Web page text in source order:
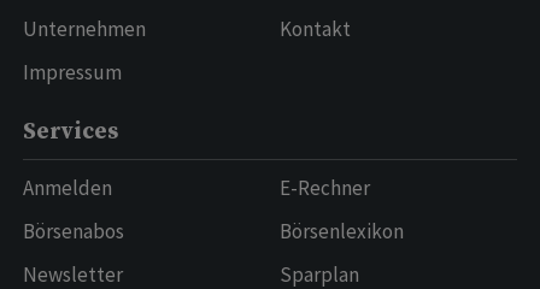
Unternehmen
Impressum
Kontakt
Services
Anmelden
Börsenabos
Newsletter
E-Rechner
Börsenlexikon
Sparplan